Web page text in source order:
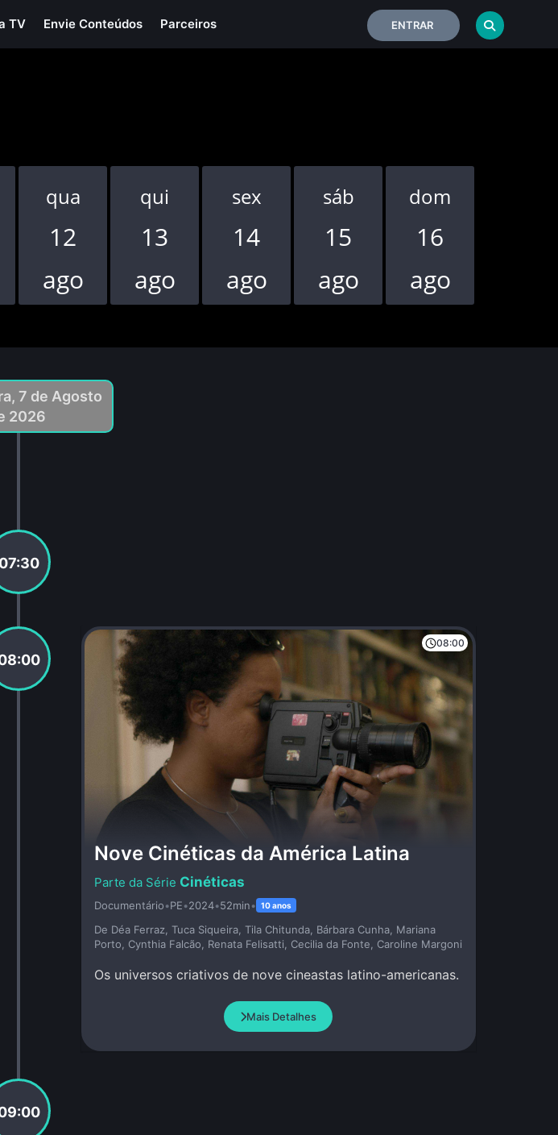
TV Envie Conteúdos Parceiros ENTRAR
qua
12
ago
qui
13
ago
sex
14
ago
sáb
15
ago
dom
16
ago
7 de Agosto
2026
07:30
08:00
Nove Cinéticas da América Latina
Cinéticas
Documentário•PE•2024•52min• 10 anos
De Déa Ferraz, Tuca Siqueira, Tila Chitunda, Bárbara Cunha, Mariana
Porto, Cynthia Falcão, Renata Felisatti, Cecilia da Fonte, Caroline Margoni
Os universos criativos de nove cineastas latino-americanas.
Mais Detalhes